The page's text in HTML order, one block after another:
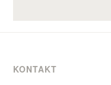
KONTAKT